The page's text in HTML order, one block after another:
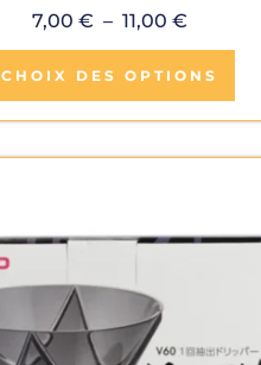
7,00€ – 11,00€
CHOIX DES OPTIONS